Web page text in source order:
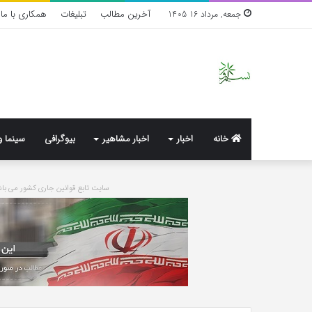
جمعه, مرداد 16 1405 آخرین مطالب تبلیغات همکاری با ما
خانه اخبار اخبار مشاهیر بیوگرافی سینما
سایت تابع قوانین جاری کشور
بهترین
کلینیک
زیبایی
فردیس
کرج؛
5 روز پیش